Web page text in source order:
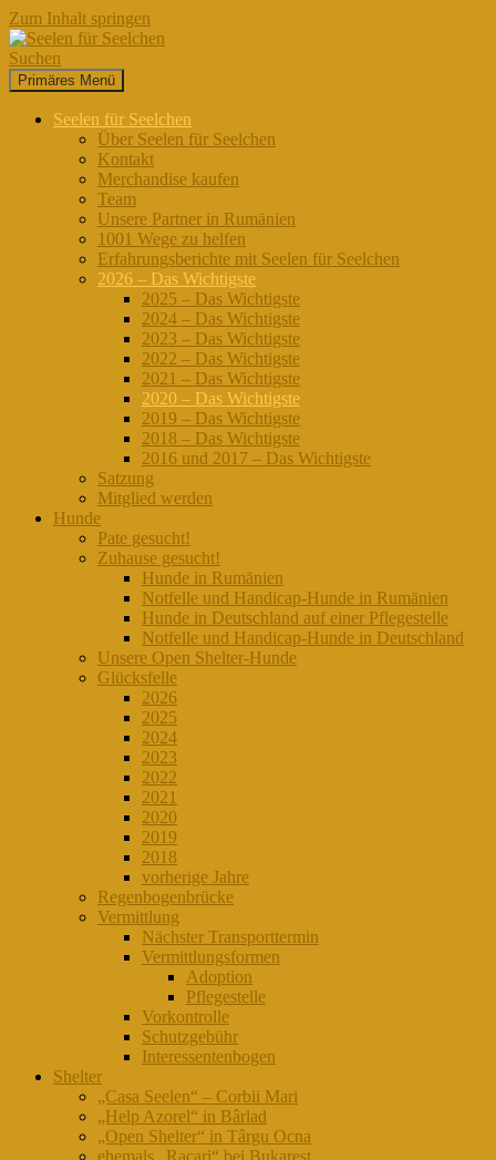
Zum Inhalt springen
Seelen für Seelchen
Suchen
Primäres Menü
Seelen für Seelchen
Über Seelen für Seelchen
Kontakt
Merchandise kaufen
Team
Unsere Partner in Rumänien
1001 Wege zu helfen
Erfahrungsberichte mit Seelen für Seelchen
2026 – Das Wichtigste
2025 – Das Wichtigste
2024 – Das Wichtigste
2023 – Das Wichtigste
2022 – Das Wichtigste
2021 – Das Wichtigste
2020 – Das Wichtigste
2019 – Das Wichtigste
2018 – Das Wichtigste
2016 und 2017 – Das Wichtigste
Satzung
Mitglied werden
Hunde
Pate gesucht!
Zuhause gesucht!
Hunde in Rumänien
Notfelle und Handicap-Hunde in Rumänien
Hunde in Deutschland auf einer Pflegestelle
Notfelle und Handicap-Hunde in Deutschland
Unsere Open Shelter-Hunde
Glücksfelle
2026
2025
2024
2023
2022
2021
2020
2019
2018
vorherige Jahre
Regenbogenbrücke
Vermittlung
Nächster Transporttermin
Vermittlungsformen
Adoption
Pflegestelle
Vorkontrolle
Schutzgebühr
Interessentenbogen
Shelter
„Casa Seelen“ – Corbii Mari
„Help Azorel“ in Bârlad
„Open Shelter“ in Târgu Ocna
ehemals „Racari“ bei Bukarest